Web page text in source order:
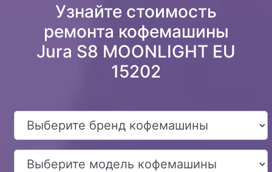
Узнайте стоимость
ремонта кофемашины
Jura S8 MOONLIGHT EU
15202